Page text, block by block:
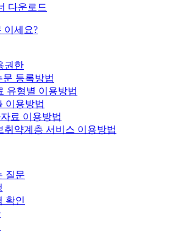
다운로드
이세요?
권한
문 등록방법
유형별 이용방법
이용방법
료 이용방법
취약계층 서비스 이용방법
질문
확인